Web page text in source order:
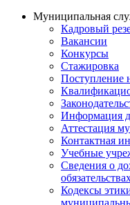
Муниципальная
Кадровый
Вакансии
Конкурсы
Стажировка
Поступление
Информация
Аттестация
Контактная
Учебные
Сведения о
Кодексы